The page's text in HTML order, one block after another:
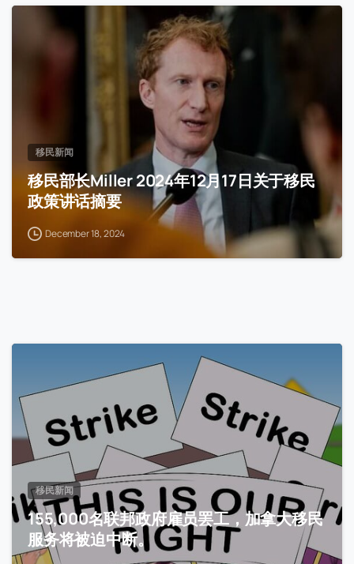
移民新闻
移民部长Miller 2024年12月17日关于移民
政策讲话摘要
December 18, 2024
移民新闻
155,000名联邦政府雇员罢工，加拿大移民
服务将被迫中断。